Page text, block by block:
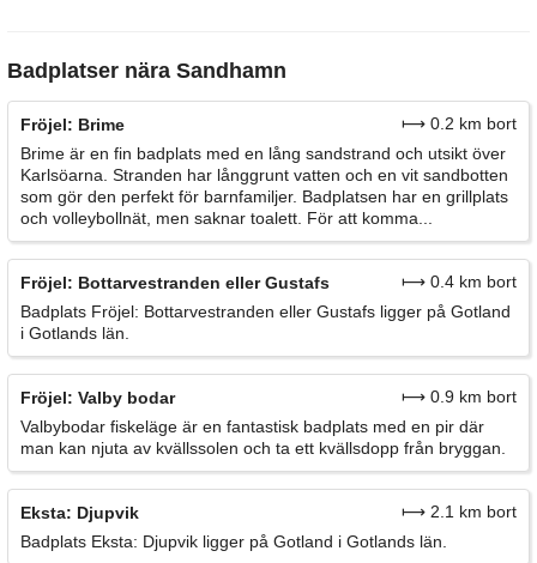
Badplatser nära Sandhamn
Fröjel: Brime
⟼ 0.2 km bort
Brime är en fin badplats med en lång sandstrand och utsikt över
Karlsöarna. Stranden har långgrunt vatten och en vit sandbotten
som gör den perfekt för barnfamiljer. Badplatsen har en grillplats
och volleybollnät, men saknar toalett. För att komma...
Fröjel: Bottarvestranden eller Gustafs
⟼ 0.4 km bort
Badplats Fröjel: Bottarvestranden eller Gustafs ligger på Gotland
i Gotlands län.
Fröjel: Valby bodar
⟼ 0.9 km bort
Valbybodar fiskeläge är en fantastisk badplats med en pir där
man kan njuta av kvällssolen och ta ett kvällsdopp från bryggan.
Eksta: Djupvik
⟼ 2.1 km bort
Badplats Eksta: Djupvik ligger på Gotland i Gotlands län.